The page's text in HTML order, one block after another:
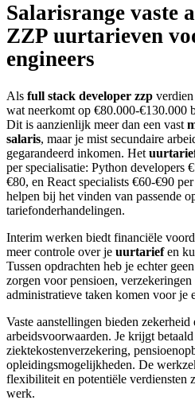
Salarisrange vaste
ZZP uurtarieven
engineers
Als full stack developer zzp
wat neerkomt op €80.000-€130.000
Dit is aanzienlijk meer dan een vast
salaris, maar je mist secundaire
gegarandeerd inkomen. Het
per specialisatie: Python developers
€80, en React specialists €60-€90
helpen bij het vinden van passende
tariefonderhandelingen.
Interim werken biedt financiële
meer controle over je uurtariefen
Tussen opdrachten heb je echter
zorgen voor pensioen,
administratieve taken komen voor je
Vaste aanstellingen bieden zekerheid
arbeidsvoorwaarden. Je krijgt
ziektekostenverzekering,
opleidingsmogelijkheden. De
flexibiliteit en potentiële verdiensten
werk.